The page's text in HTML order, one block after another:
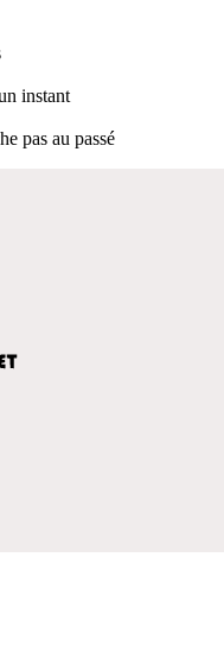
instant
pas au passé